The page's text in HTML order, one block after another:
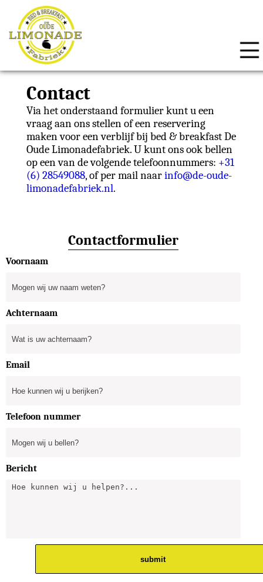
Contact
Via het onderstaand formulier kunt u een
vraag aan ons stellen of een reservering
maken voor een verblijf bij bed & breakfast De
Oude Limonadefabriek. U kunt ons ook bellen
op een van de volgende telefoonnummers: +31
(6) 28549088, of per mail naarinfo@de-oude-
limonadefabriek.nl.
Contactformulier
Voornaam
Achternaam
Email
Telefoon nummer
Bericht